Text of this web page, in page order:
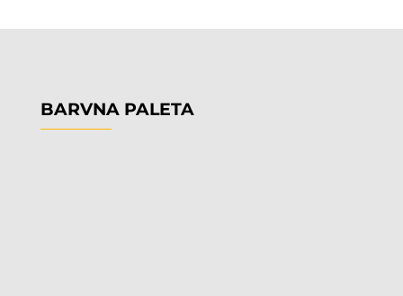
BARVNA PALETA